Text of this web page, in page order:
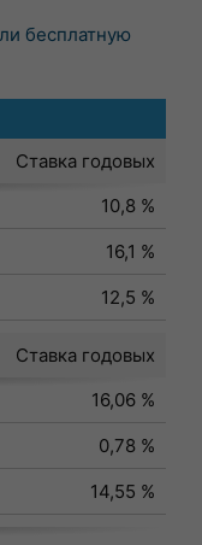
бесплатную
Ставка годовых
10,8 %
16,1 %
12,5 %
Ставка годовых
16,06 %
0,78 %
14,55 %